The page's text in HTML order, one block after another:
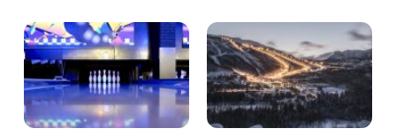
room och en historisk genomgång av d...